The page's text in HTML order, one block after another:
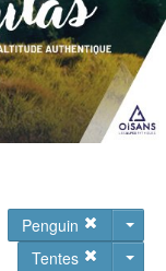
Penguin
Tentes